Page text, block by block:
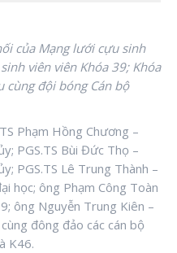
của Mạng lưới cựu sinh
viên viên Khóa 39; Khóa
cùng đội bóng Cán bộ
Phạm Hồng Chương –
PGS.TS Bùi Đức Thọ –
PGS.TS Lê Trung Thành –
học; ông Phạm Công Toàn
ông Nguyễn Trung Kiên –
đông đảo các cán bộ
K46.